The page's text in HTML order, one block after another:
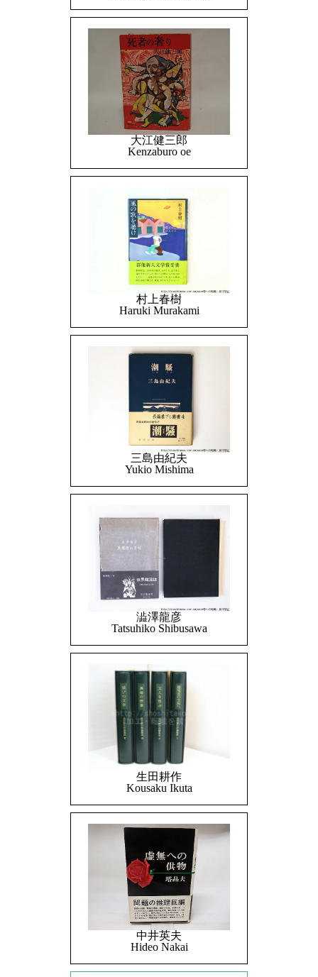
大江健三郎
Kenzaburo oe
村上春樹
Haruki Murakami
三島由紀夫
Yukio Mishima
澁澤龍彦
Tatsuhiko Shibusawa
生田耕作
Kousaku Ikuta
中井英夫
Hideo Nakai